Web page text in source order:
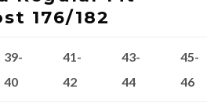
176/182
39-
40
41-
42
43-
44
45-
46